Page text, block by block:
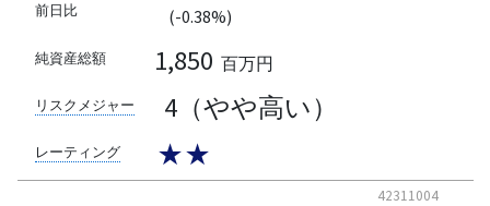
前日比
(-0.38%)
純資産総額 1,850 百万円
リスクメジャー 4（やや高い）
レーティング ★★
42311004